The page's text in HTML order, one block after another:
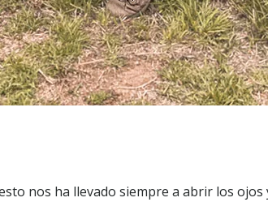
nos ha llevado siempre a abrir los